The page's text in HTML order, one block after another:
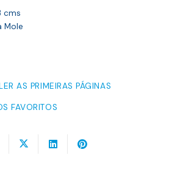
cms
Mole
AS PRIMEIRAS PÁGINAS
FAVORITOS